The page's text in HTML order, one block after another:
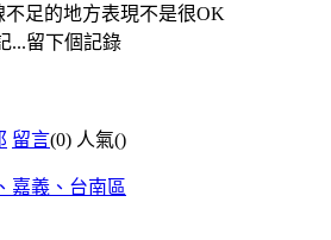
不足的地方表現不是很OK
...留下個記錄
留言(0) 人氣()
嘉義、台南區